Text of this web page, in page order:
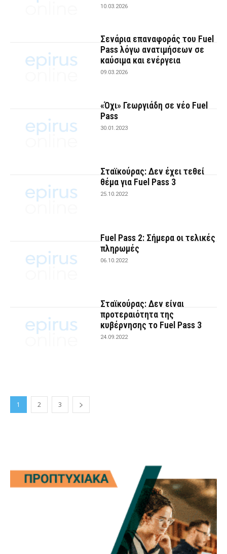
10.03.2026
Σενάρια επαναφοράς του Fuel
Pass λόγω ανατιμήσεων σε
καύσιμα και ενέργεια
09.03.2026
«Όχι» Γεωργιάδη σε νέο Fuel
Pass
30.01.2023
Σταϊκούρας: Δεν έχει τεθεί
θέμα για Fuel Pass 3
25.10.2022
Fuel Pass 2: Σήμερα οι τελικές
πληρωμές
06.10.2022
Σταϊκούρας: Δεν είναι
προτεραιότητα της
κυβέρνησης το Fuel Pass 3
24.09.2022
1 2 3